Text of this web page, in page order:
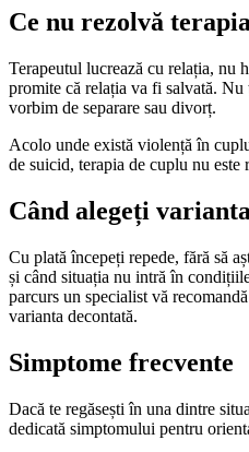
Ce nu rezolvă
Terapeutul lucrează cu relația, nu
promite că relația va fi salvată.
vorbim de separare sau divorț.
Acolo unde există violență în
de suicid, terapia de cuplu nu este
Când alegeți
Cu plată începeți repede, fără să
și când situația nu intră în
parcurs un specialist vă
varianta decontată.
Simptome frecvente
Dacă te regăsești în una dintre
dedicată simptomului pentru